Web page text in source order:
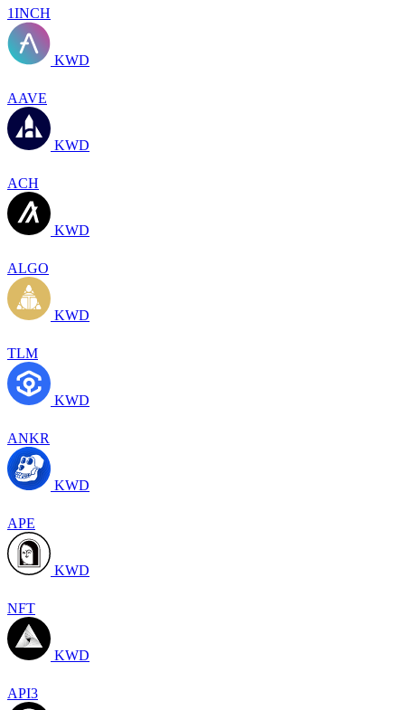
1INCH
KWD
AAVE
KWD
ACH
KWD
ALGO
KWD
TLM
KWD
ANKR
KWD
APE
KWD
NFT
KWD
API3